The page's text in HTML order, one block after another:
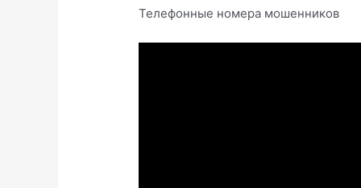
Телефонные номера мошенников